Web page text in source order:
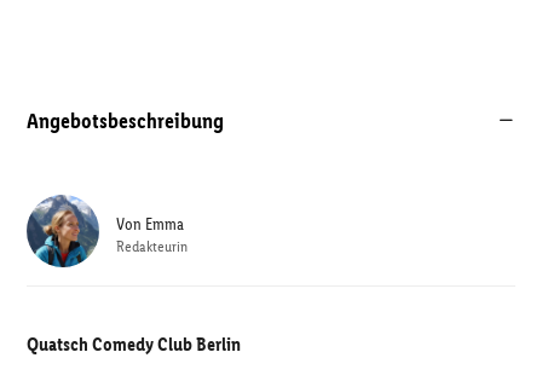
Angebotsbeschreibung
Quatsch Comedy Club Berlin
Von Emma
Redakteurin